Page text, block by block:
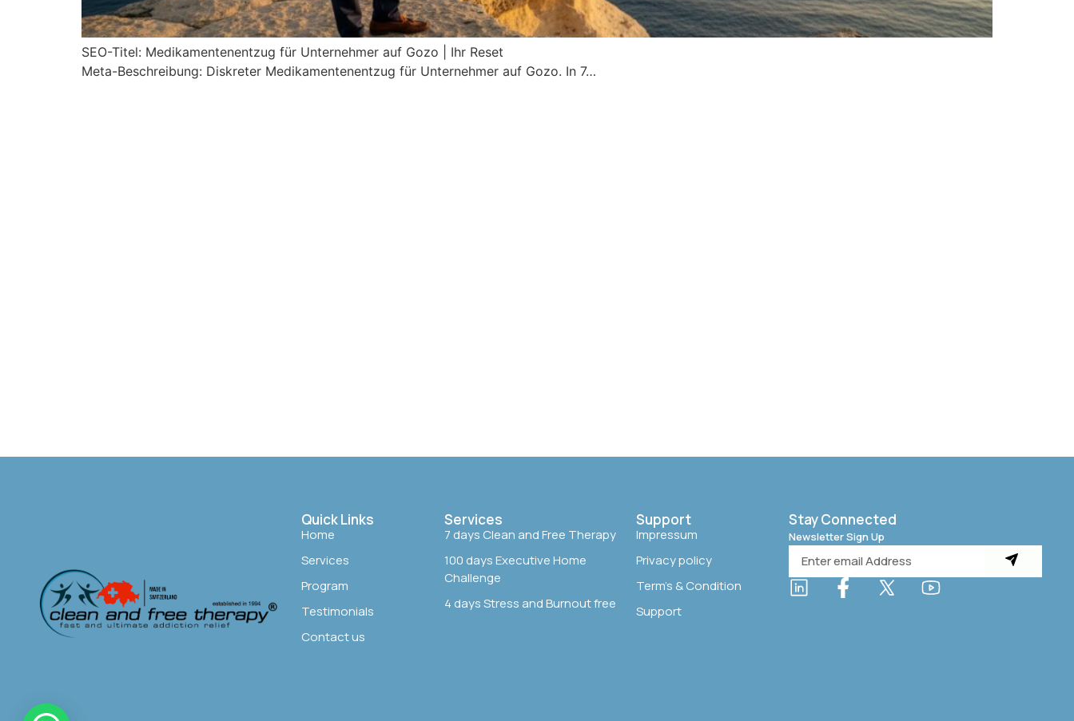
SEO-Titel: Medikamentenentzug für Unternehmer auf Gozo | Ihr Reset
Meta-Beschreibung: Diskreter Medikamentenentzug für Unternehmer auf Gozo. In 7…
Quick Links
Home
Services
Program
Testimonials
Contact us
Services
7 days Clean and Free Therapy
100 days Executive Home
Challenge
4 days Stress and Burnout free
Support
Impressum
Privacy policy
Term’s & Condition
Support
Stay Connected
Newsletter Sign Up